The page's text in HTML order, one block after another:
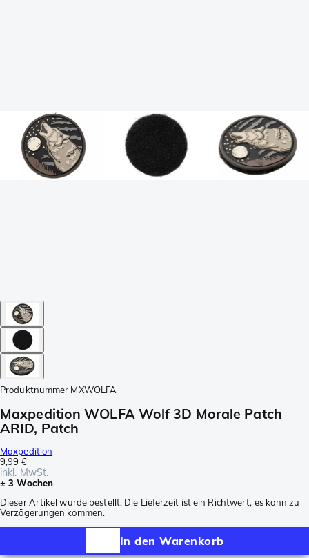
Produktnummer MXWOLFA
Maxpedition WOLFA Wolf 3D Morale Patch
ARID, Patch
Maxpedition
9,99 €
inkl. MwSt.
± 3 Wochen
Dieser Artikel wurde bestellt. Die Lieferzeit ist ein Richtwert, es kann zu
Verzögerungen kommen.
In den Warenkorb